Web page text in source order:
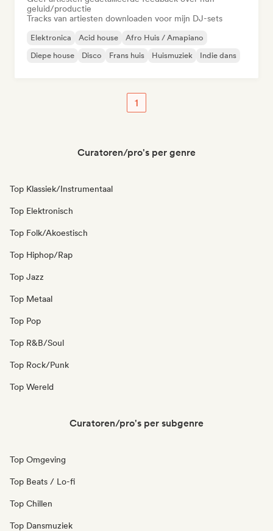
geluid/productie
Tracks van artiesten downloaden voor mijn DJ-sets
Elektronica Acid house
Afro Huis / Amapiano
Diepe house
Disco Frans huis Huismuziek Indie dans
1
Curatoren/pro's per genre
Top Klassiek/Instrumentaal
Top Elektronisch
Top Folk/Akoestisch
Top Hiphop/Rap
Top Jazz
Top Metaal
Top Pop
Top R&B/Soul
Top Rock/Punk
Top Wereld
Curatoren/pro's per subgenre
Top Omgeving
Top Beats / Lo-fi
Top Chillen
Top Dansmuziek